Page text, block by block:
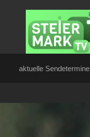
aktuelle Sendetermine